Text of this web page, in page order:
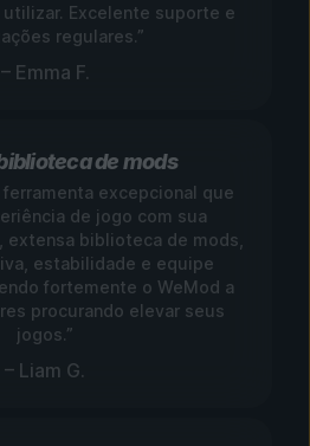
Excelente suporte e
regulares.”
– Emma F.
de mods
ferramenta excepcional que
de jogo com sua
extensa biblioteca de mods,
estabilidade e equipe
fortemente o WeMod a
procurando elevar seus
jogos.”
– Liam G.